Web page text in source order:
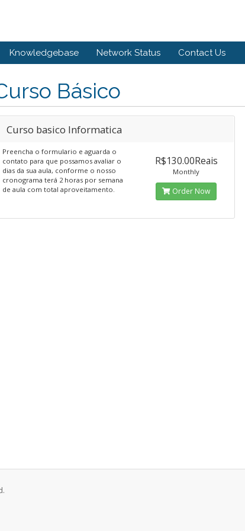
Knowledgebase Network Status Contact Us
Básico
Curso basico Informatica
Preencha o formulario e aguarda o
contato para que possamos avaliar o
dias da sua aula, conforme o nosso
cronograma terá 2 horas por semana
de aula com total aproveitamento.
R$130.00Reais
Monthly
Order Now